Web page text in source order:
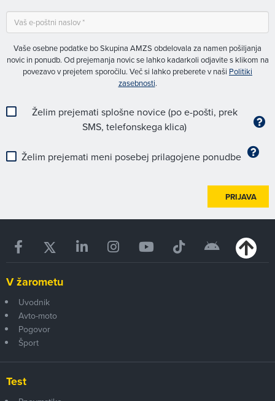
Vaše osebne podatke bo Skupina AMZS obdelovala za namen pošiljanja
novic in ponudb. Od prejemanja novic se lahko kadarkoli odjavite s klikom na
povezavo v prejetem sporočilu. Več si lahko preberete v naši Politiki
zasebnosti.
Želim prejemati splošne novice (po e-pošti, prek
SMS, telefonskega klica)
Želim prejemati meni posebej prilagojene ponudbe
PRIJAVA
V žarometu
Uvodnik
Avto-moto
Pogovor
Šport
Test